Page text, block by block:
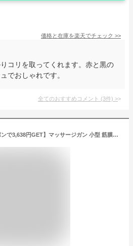
価格と在庫を楽天でチェック >>
コリを取ってくれます。赤と黒の
でおしゃれです。
全てのおすすめコメント (3件) >
【 マラソン15％クーポンで3,638円GET】マッサージガン 小型 筋膜リリース ハンディ ガン マッサージガン 筋膜リリース リリースガン 静音 振動マシン マッサージャー 小型 ミニ リフトケア マッサージ機 コンパクト 健康器具 肩 首 足 腰痛 健康 プレゼント